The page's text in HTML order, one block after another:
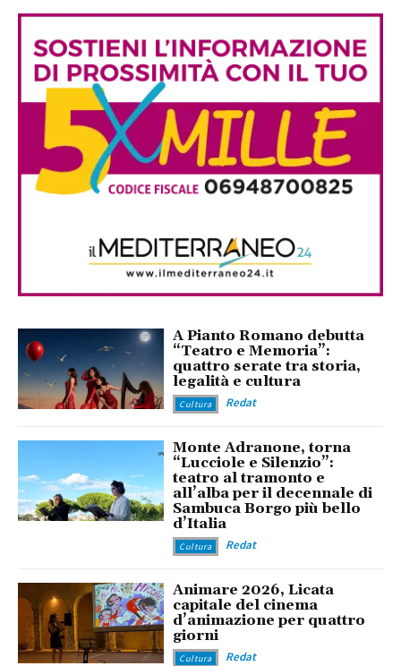
A Pianto Romano debutta
“Teatro e Memoria”:
quattro serate tra storia,
legalità e cultura
Cultura Redat
Monte Adranone, torna
“Lucciole e Silenzio”:
teatro al tramonto e
all’alba per il decennale di
Sambuca Borgo più bello
d’Italia
Cultura Redat
Animare 2026, Licata
capitale del cinema
d’animazione per quattro
giorni
Cultura Redat